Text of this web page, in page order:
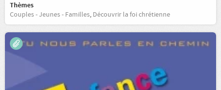
Thèmes
Couples - Jeunes - Familles, Découvrir la foi chrétienne